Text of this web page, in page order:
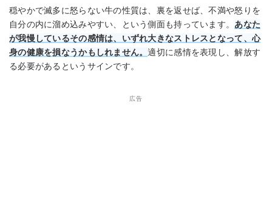
穏やかで滅多に怒らない牛の性質は、裏を返せば、不満や怒りを
自分の内に溜め込みやすい、という側面も持っています。あなた
が我慢しているその感情は、いずれ大きなストレスとなって、心
身の健康を損なうかもしれません。適切に感情を表現し、解放す
る必要があるというサインです。
広告